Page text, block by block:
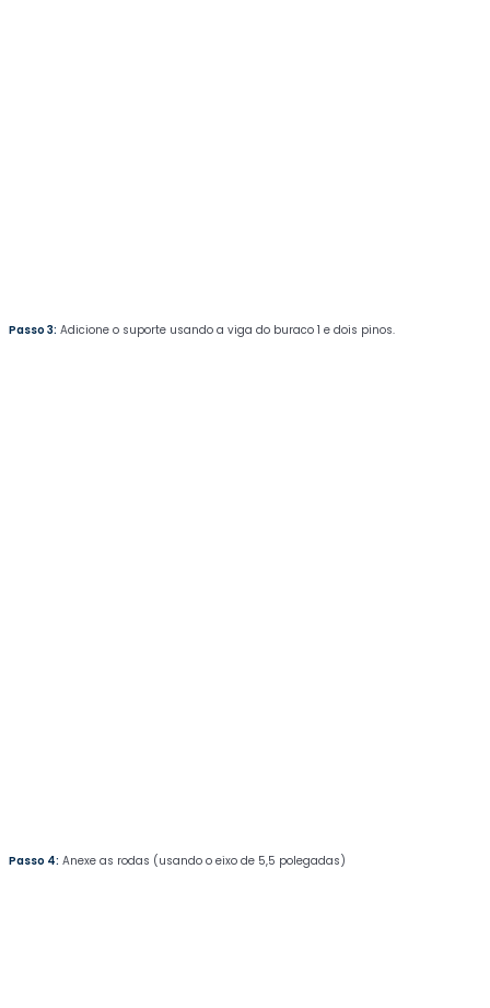
Passo 3: Adicione o suporte usando a viga do buraco 1 e dois pinos.
Passo 4: Anexe as rodas (usando o eixo de 5,5 polegadas)